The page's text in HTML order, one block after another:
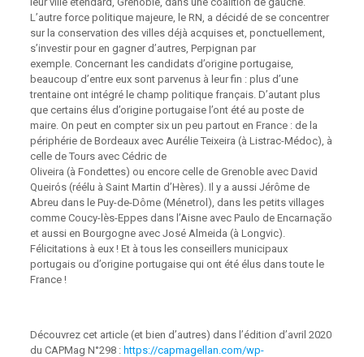
L’autre force politique majeure, le RN, a décidé de se concentrer
sur la conservation des villes déjà acquises et, ponctuellement,
s’investir pour en gagner d’autres, Perpignan par
exemple. Concernant les candidats d’origine portugaise,
beaucoup d’entre eux sont parvenus à leur fin : plus d’une
trentaine ont intégré le champ politique français. D’autant plus
que certains élus d’origine portugaise l’ont été au poste de
maire. On peut en compter six un peu partout en France : de la
périphérie de Bordeaux avec Aurélie Teixeira (à Listrac-Médoc), à
celle de Tours avec Cédric de
Oliveira (à Fondettes) ou encore celle de Grenoble avec David
Queirós (réélu à Saint Martin d’Hères). Il y a aussi Jérôme de
Abreu dans le Puy-de-Dôme (Ménetrol), dans les petits villages
comme Coucy-lès-Eppes dans l’Aisne avec Paulo de Encarnação
et aussi en Bourgogne avec José Almeida (à Longvic).
Félicitations à eux ! Et à tous les conseillers municipaux
portugais ou d’origine portugaise qui ont été élus dans toute le
France !
Découvrez cet article (et bien d’autres) dans l’édition d’avril 2020
du CAPMag N°298 : https://capmagellan.com/wp-